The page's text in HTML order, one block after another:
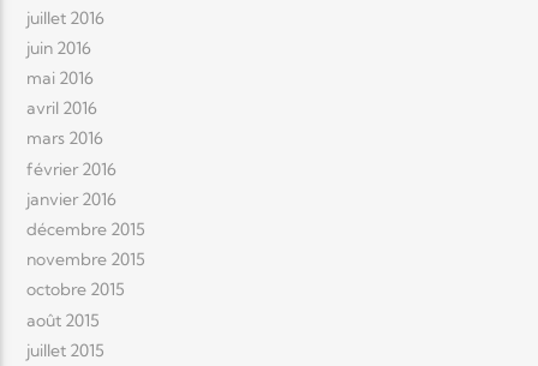
juillet 2016
juin 2016
mai 2016
avril 2016
mars 2016
février 2016
janvier 2016
décembre 2015
novembre 2015
octobre 2015
août 2015
juillet 2015